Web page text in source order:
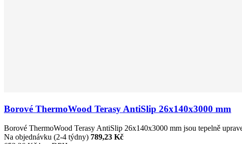
Borové ThermoWood Terasy AntiSlip 26x140x3000 mm
Borové ThermoWood Terasy AntiSlip 26x140x3000 mm jsou tepelně
Na objednávku (2-4 týdny) 789,23 Kč